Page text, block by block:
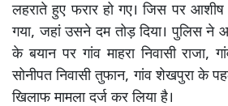
लहराते हुए फरार हो गए। जिस पर
गया, जहां उसने दम तोड़ दिया। पुलिस ने
के बयान पर गांव माहरा निवासी राजा,
सोनीपत निवासी तुफान, गांव शेखपुरा के
खिलाफ मामला दर्ज कर लिया है।